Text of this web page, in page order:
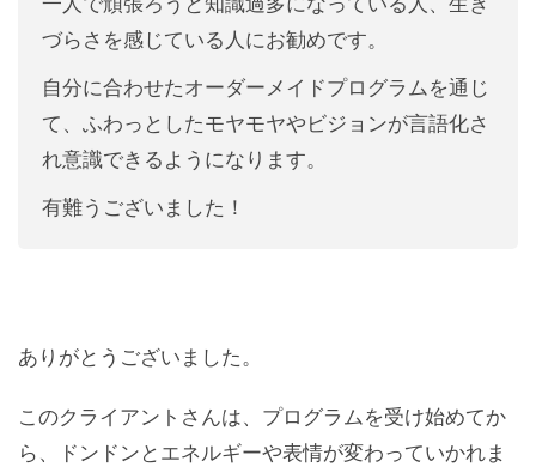
づらさを感じている人にお勧めです。
自分に合わせたオーダーメイドプログラムを通じ
て、ふわっとしたモヤモヤやビジョンが言語化さ
れ意識できるようになります。
有難うございました！
ありがとうございました。
このクライアントさんは、プログラムを受け始めてか
ら、ドンドンとエネルギーや表情が変わっていかれま